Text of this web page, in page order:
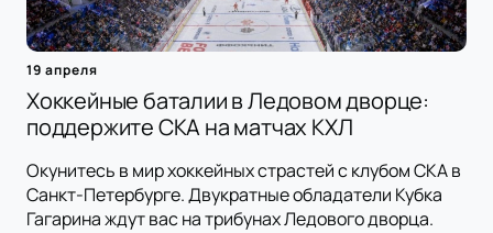
19 апреля
Хоккейные баталии в Ледовом дворце:
поддержите СКА на матчах КХЛ
Окунитесь в мир хоккейных страстей с клубом СКА в
Санкт-Петербурге. Двукратные обладатели Кубка
Гагарина ждут вас на трибунах Ледового дворца.